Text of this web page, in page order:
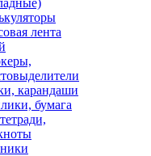
лента
карандаши
бумага